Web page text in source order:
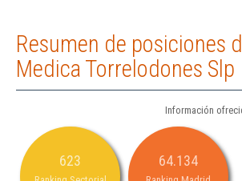
Resumen de posiciones
Medica Torrelodones Slp
Información
623 64.134